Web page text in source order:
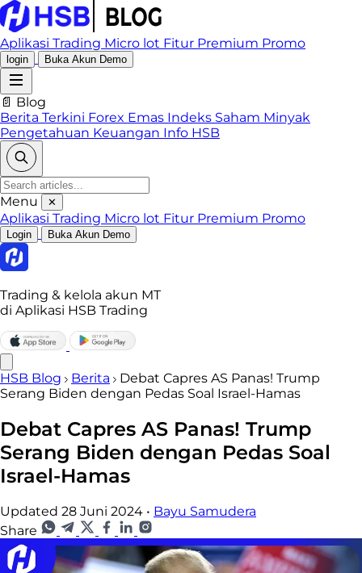
Aplikasi Trading Micro lot Fitur Premium Promo
login Buka Akun Demo
📄 Blog
Berita Terkini Forex Emas Indeks Saham Minyak
Pengetahuan Keuangan Info HSB
Menu ✕
Aplikasi Trading Micro lot Fitur Premium Promo
Login Buka Akun Demo
Trading & kelola akun MT
di Aplikasi HSB Trading
HSB Blog Berita
Debat Capres AS Panas! Trump
Serang Biden dengan Pedas Soal Israel-Hamas
Debat Capres AS Panas! Trump
Serang Biden dengan Pedas Soal
Israel-Hamas
Updated 28 Juni 2024 • Bayu Samudera
Share